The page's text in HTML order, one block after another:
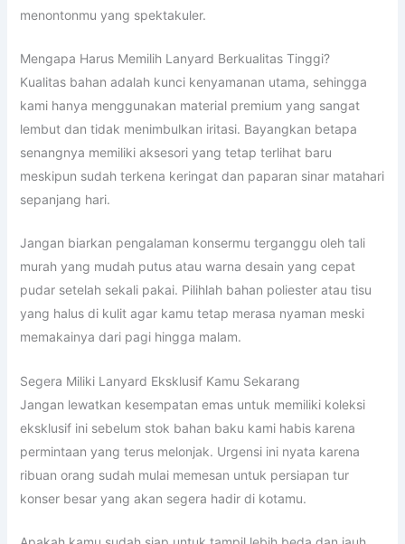
menontonmu yang spektakuler.
Mengapa Harus Memilih Lanyard Berkualitas Tinggi?
Kualitas bahan adalah kunci kenyamanan utama, sehingga
kami hanya menggunakan material premium yang sangat
lembut dan tidak menimbulkan iritasi. Bayangkan betapa
senangnya memiliki aksesori yang tetap terlihat baru
meskipun sudah terkena keringat dan paparan sinar matahari
sepanjang hari.
Jangan biarkan pengalaman konsermu terganggu oleh tali
murah yang mudah putus atau warna desain yang cepat
pudar setelah sekali pakai. Pilihlah bahan poliester atau tisu
yang halus di kulit agar kamu tetap merasa nyaman meski
memakainya dari pagi hingga malam.
Segera Miliki Lanyard Eksklusif Kamu Sekarang
Jangan lewatkan kesempatan emas untuk memiliki koleksi
eksklusif ini sebelum stok bahan baku kami habis karena
permintaan yang terus melonjak. Urgensi ini nyata karena
ribuan orang sudah mulai memesan untuk persiapan tur
konser besar yang akan segera hadir di kotamu.